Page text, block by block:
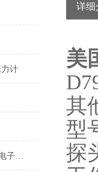
力计
奥豪斯ohaus PR124ZH 内校电子天平
详细
美
其
型
探